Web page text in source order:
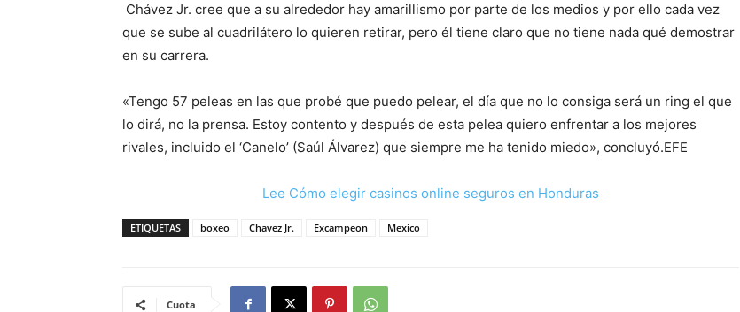
Chávez Jr. cree que a su alrededor hay amarillismo por parte de los medios y por ello cada vez
que se sube al cuadrilátero lo quieren retirar, pero él tiene claro que no tiene nada qué demostrar
en su carrera.
«Tengo 57 peleas en las que probé que puedo pelear, el día que no lo consiga será un ring el que
lo dirá, no la prensa. Estoy contento y después de esta pelea quiero enfrentar a los mejores
rivales, incluido el ‘Canelo’ (Saúl Álvarez) que siempre me ha tenido miedo», concluyó.EFE
Lee Cómo elegir casinos online seguros en Honduras
ETIQUETAS boxeo Chavez Jr. Excampeon Mexico
Cuota